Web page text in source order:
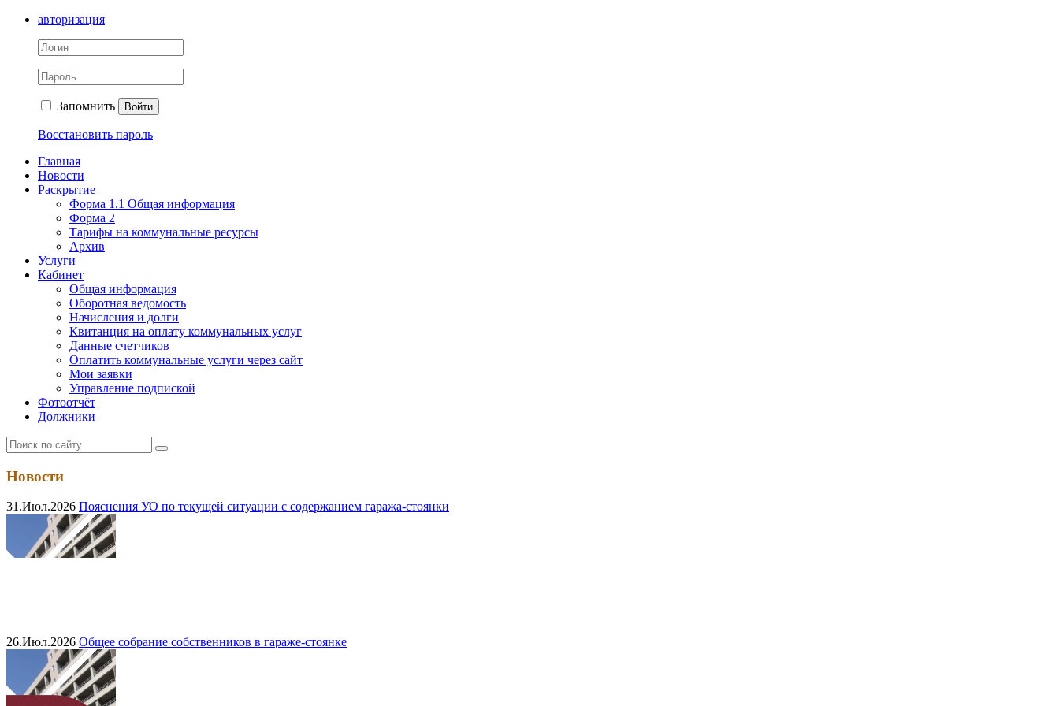
авторизация
Запомнить Войти
Восстановить пароль
Главная
Новости
Раскрытие
Форма 1.1 Общая информация
Форма 2
Тарифы на коммунальные ресурсы
Архив
Услуги
Кабинет
Общая информация
Оборотная ведомость
Начисления и долги
Квитанция на оплату коммунальных услуг
Данные счетчиков
Оплатить коммунальные услуги через сайт
Мои заявки
Управление подпиской
Фотоотчёт
Должники
Новости
31.Июл.2026 Пояснения УО по текущей ситуации с содержанием гаража‑стоянки
26.Июл.2026 Общее собрание собственников в гараже-стоянке